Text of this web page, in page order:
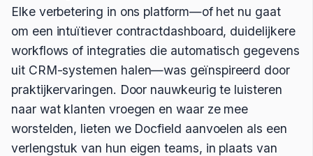
Elke verbetering in ons platform—of het nu gaat
om een intuïtiever contractdashboard, duidelijkere
workflows of integraties die automatisch gegevens
uit CRM-systemen halen—was geïnspireerd door
praktijkervaringen. Door nauwkeurig te luisteren
naar wat klanten vroegen en waar ze mee
worstelden, lieten we Docfield aanvoelen als een
verlengstuk van hun eigen teams, in plaats van